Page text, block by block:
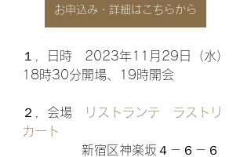
お申込み・詳細はこちらから
１．日時　2023年11月29日（水）
18時30分開場、19時開会
２．会場
リストランテ　ラストリ
カート
新宿区神楽坂４－６－６